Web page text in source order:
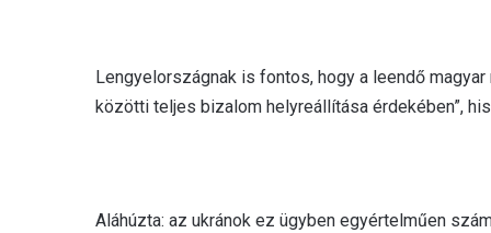
Lengyelországnak is fontos, hogy a leendő
közötti teljes bizalom helyreállítása érdekében”,
Aláhúzta: az ukránok ez ügyben egyértelműen